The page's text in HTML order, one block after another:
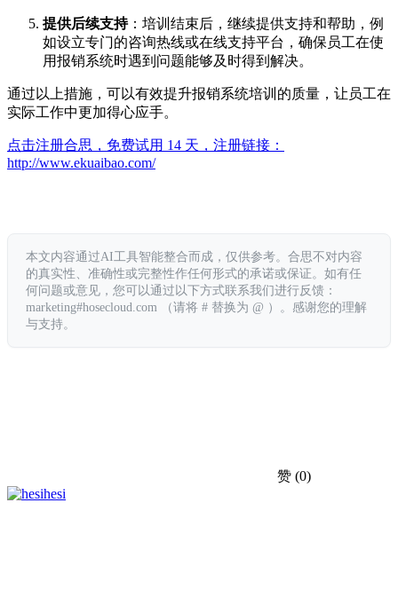
提供后续支持：培训结束后，继续提供支持和帮助，例
如设立专门的咨询热线或在线支持平台，确保员工在使
用报销系统时遇到问题能够及时得到解决。
通过以上措施，可以有效提升报销系统培训的质量，让员工在
实际工作中更加得心应手。
点击注册合思，免费试用 14 天，注册链接：
http://www.ekuaibao.com/
本文内容通过AI工具智能整合而成，仅供参考。合思不对内容
的真实性、准确性或完整性作任何形式的承诺或保证。如有任
何问题或意见，您可以通过以下方式联系我们进行反馈：
marketing#hosecloud.com （请将 # 替换为 @ ）。感谢您的理解
与支持。
赞 (0)
hesi